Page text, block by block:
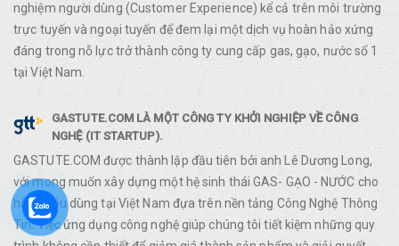
nghiệm người dùng (Customer Experience) kể cả trên môi trường
trực tuyến và ngoại tuyến để đem lại một dịch vụ hoàn hảo xứng
đáng trong nỗ lực trở thành công ty cung cấp gas, gạo, nước số 1
tại Việt Nam.
GASTUTE.COM LÀ MỘT CÔNG TY KHỞI NGHIỆP VỀ CÔNG
NGHỆ (IT STARTUP).
GASTUTE.COM được thành lập đầu tiên bởi anh Lê Dương Long,
với mong muốn xây dựng một hệ sinh thái GAS- GẠO - NƯỚC cho
hàng tiêu dùng tại Việt Nam đựa trên nền tảng Công Nghệ Thông
Tin. Việc ứng dụng công nghệ giúp chúng tôi tiết kiệm những quy